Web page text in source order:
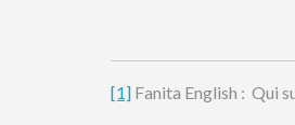
[1] Fanita English : Qui